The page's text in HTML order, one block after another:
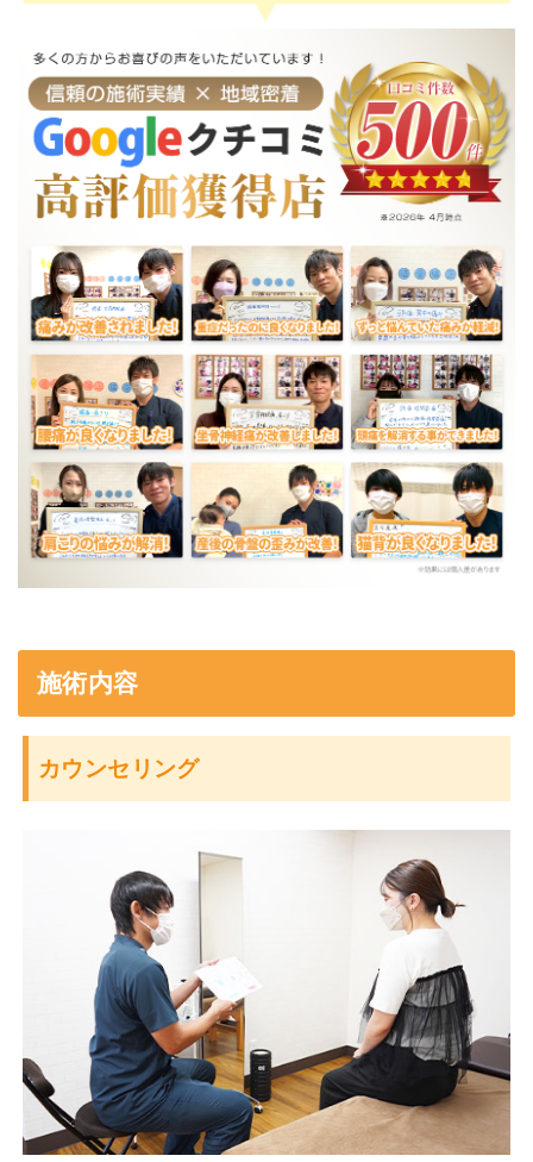
施術内容
カウンセリング